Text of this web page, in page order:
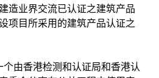
造业界交流已认证之建筑产品
项目所采用的建筑产品认证之
由香港检测和认证局和香港认